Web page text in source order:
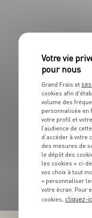
Grand Frais et
cookies afin
volume des
personnalisée en
votre profil et
l’audience de
d’accéder à
des mesures de
le dépôt des
les cookies » ci-
vos choix à tout
« personnaliser
votre écran. Pour
cookies, cliquez-